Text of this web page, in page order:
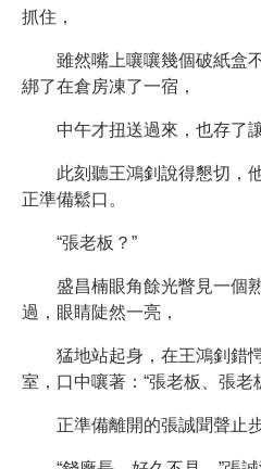
抓住，
雖然嘴上嚷嚷幾個破紙盒
綁了在倉房凍了一宿，
中午才扭送過來，也存了
此刻聽王鴻釗說得懇切，
正準備鬆口。
“張老板？”
盛昌楠眼角餘光瞥見一個
過，眼睛陡然一亮，
猛地站起身，在王鴻釗錯
室，口中嚷著：“張老板、張老
正準備離開的張誠聞聲止